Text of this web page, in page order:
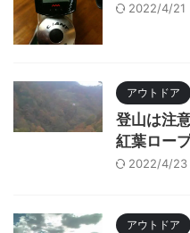
2022/4/21
アウトドア
登山は注
紅葉ロー
2022/4/23
アウトドア